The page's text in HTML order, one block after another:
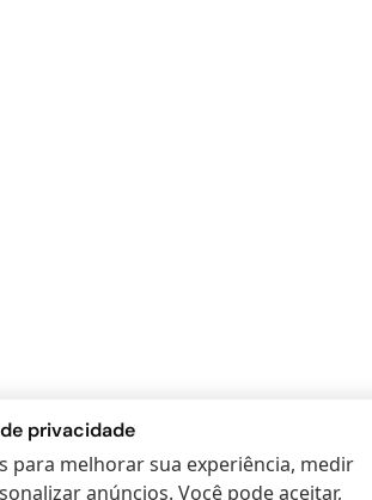
privacidade
para melhorar sua experiência, medir
anúncios. Você pode aceitar,